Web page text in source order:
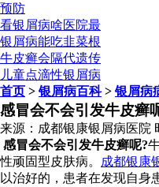
预防
看银屑病啥医院最
银屑病能吃韭菜根
牛皮癣会隔代遗传
儿童点滴性银屑病
首页 >银屑病百科>银屑病
感冒会不会引发牛皮癣
来源：成都银康银屑病医院
感冒会不会引发牛皮癣呢?
性顽固型皮肤病。
成都银康
以治好的，患者在发现自身